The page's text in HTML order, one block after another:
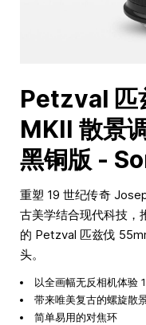
Petzval 匹
MKII 散景
黑铜版 -
重塑 19 世纪传奇
古美学结合现代科技，
的 Petzval 匹兹伐
头。
以全画幅无反相机体验
带来唯美复古的螺旋散
简单易用的对焦环